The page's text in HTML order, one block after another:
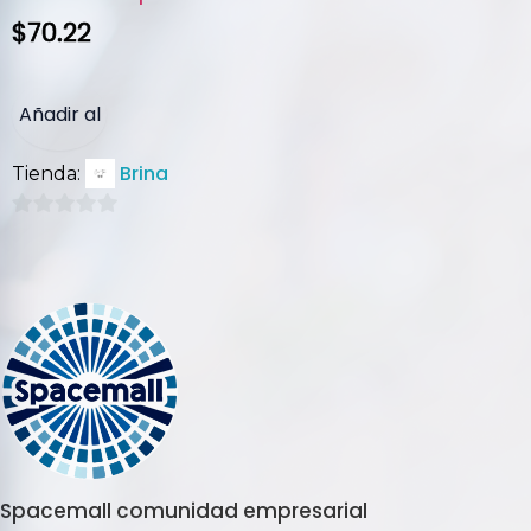
$70.22
Añadir al
carrito
Tienda: Brina
Spacemall comunidad empresarial